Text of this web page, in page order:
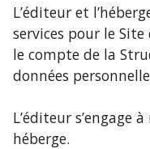
L’éditeur et
services pour le
le compte de la
données
L’éditeur s’engage
héberge.